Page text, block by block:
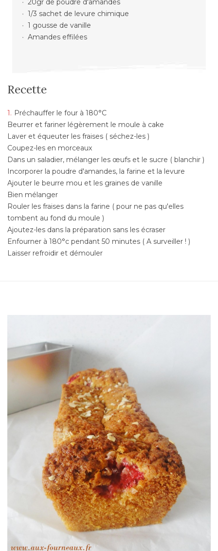
1/3 sachet de levure chimique
1 gousse de vanille
Amandes effilées
Recette
Préchauffer le four à 180°C
Beurrer et fariner légèrement le moule à cake
Laver et équeuter les fraises ( séchez-les )
Coupez-les en morceaux
Dans un saladier, mélanger les œufs et le sucre ( blanchir )
Incorporer la poudre d'amandes, la farine et la levure
Ajouter le beurre mou et les graines de vanille
Bien mélanger
Rouler les fraises dans la farine ( pour ne pas qu'elles
tombent au fond du moule )
Ajoutez-les dans la préparation sans les écraser
Enfourner à 180°c pendant 50 minutes ( A surveiller ! )
Laisser refroidir et démouler